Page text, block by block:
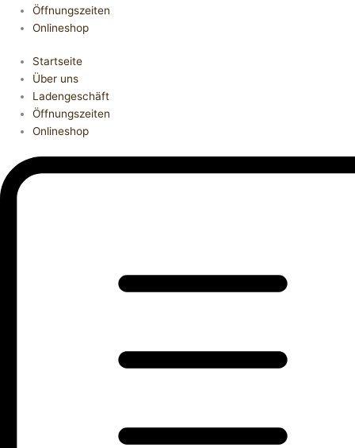
Öffnungszeiten
Onlineshop
Startseite
Über uns
Ladengeschäft
Öffnungszeiten
Onlineshop